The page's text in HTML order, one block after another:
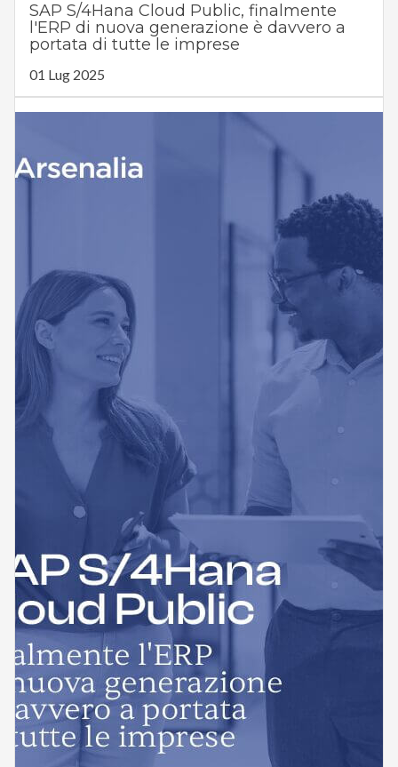
SAP S/4Hana Cloud Public, finalmente
l'ERP di nuova generazione è davvero a
portata di tutte le imprese
01 Lug 2025